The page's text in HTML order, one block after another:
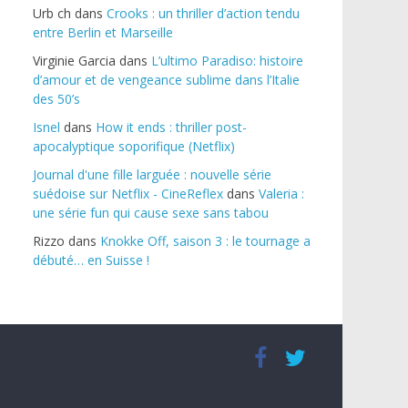
Urb ch dans Crooks : un thriller d’action tendu
entre Berlin et Marseille
Virginie Garcia dans L’ultimo Paradiso: histoire
d’amour et de vengeance sublime dans l’Italie
des 50’s
Isnel dans How it ends : thriller post-
apocalyptique soporifique (Netflix)
Journal d'une fille larguée : nouvelle série
suédoise sur Netflix - CineReflex dans Valeria :
une série fun qui cause sexe sans tabou
Rizzo dans Knokke Off, saison 3 : le tournage a
débuté… en Suisse !